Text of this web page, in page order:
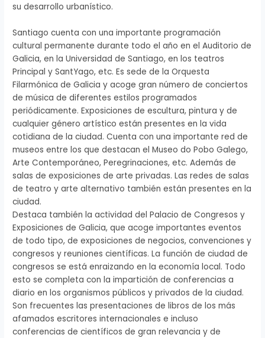
su desarrollo urbanístico.
Santiago cuenta con una importante programación
cultural permanente durante todo el año en el Auditorio de
Galicia, en la Universidad de Santiago, en los teatros
Principal y SantYago, etc. Es sede de la Orquesta
Filarmónica de Galicia y acoge gran número de conciertos
de música de diferentes estilos programados
periódicamente. Exposiciones de escultura, pintura y de
cualquier género artístico están presentes en la vida
cotidiana de la ciudad. Cuenta con una importante red de
museos entre los que destacan el Museo do Pobo Galego,
Arte Contemporáneo, Peregrinaciones, etc. Además de
salas de exposiciones de arte privadas. Las redes de salas
de teatro y arte alternativo también están presentes en la
ciudad.
Destaca también la actividad del Palacio de Congresos y
Exposiciones de Galicia, que acoge importantes eventos
de todo tipo, de exposiciones de negocios, convenciones y
congresos y reuniones científicas. La función de ciudad de
congresos se está enraizando en la economía local. Todo
esto se completa con la impartición de conferencias a
diario en los organismos públicos y privados de la ciudad.
Son frecuentes las presentaciones de libros de los más
afamados escritores internacionales e incluso
conferencias de científicos de gran relevancia y de